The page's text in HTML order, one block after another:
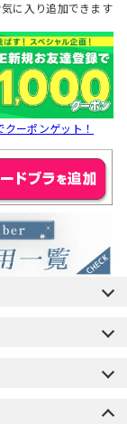
に入り追加できます
クーポンゲット！